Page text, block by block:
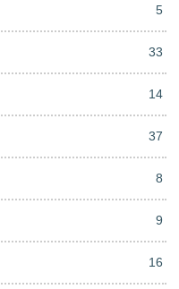
5
33
14
37
8
9
16